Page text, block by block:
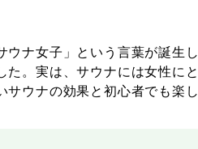
ウナ女子」という言葉が誕生し
。実は、サウナには女性にと
サウナの効果と初心者でも楽し